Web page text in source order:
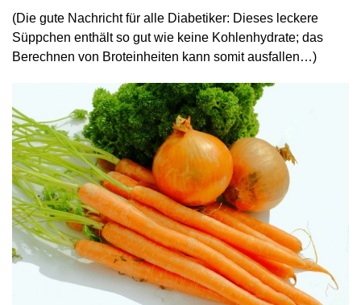
(Die gute Nachricht für alle Diabetiker: Dieses leckere
Süppchen enthält so gut wie keine Kohlenhydrate; das
Berechnen von Broteinheiten kann somit ausfallen…)